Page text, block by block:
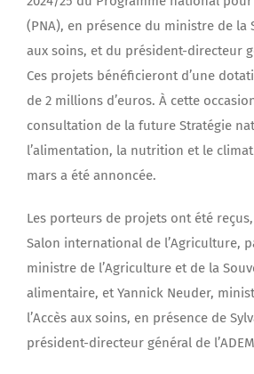
(PNA), en présence du ministre de la
aux soins, et du président-directeur
Ces projets bénéficieront d’une
de 2 millions d’euros. À cette
consultation de la future Stratégie
l’alimentation, la nutrition et le climat
mars a été annoncée.
Les porteurs de projets ont été
Salon international de l’Agriculture,
ministre de l’Agriculture et de la
alimentaire, et Yannick Neuder,
l’Accès aux soins, en présence de
président-directeur général de